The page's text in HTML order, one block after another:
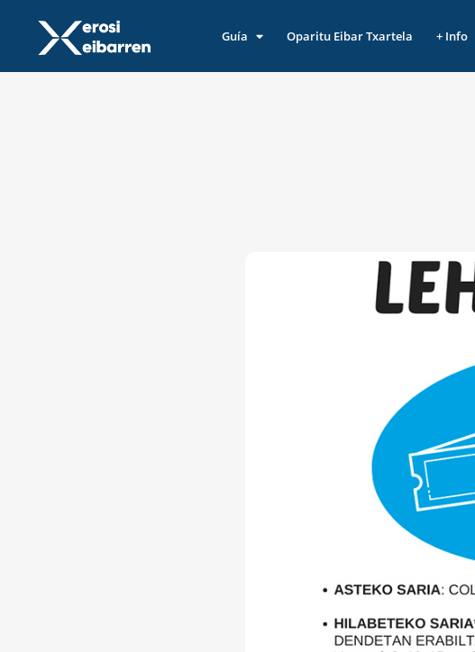
Guía Oparitu Eibar Txartela + Info